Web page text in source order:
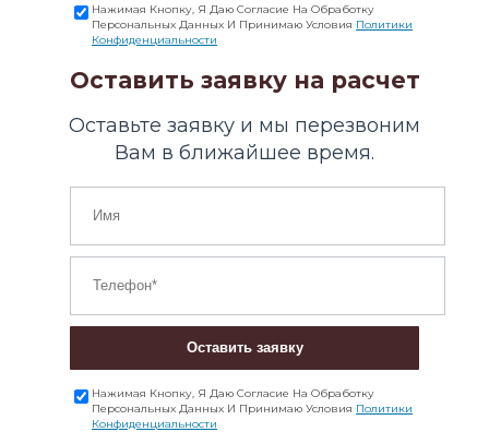
Нажимая Кнопку, Я Даю Согласие На Обработку
Персональных Данных И Принимаю Условия Политики
Конфиденциальности
Оставить заявку на расчет
Оставьте заявку и мы перезвоним
Вам в ближайшее время.
Оставить заявку
Нажимая Кнопку, Я Даю Согласие На Обработку
Персональных Данных И Принимаю Условия Политики
Конфиденциальности